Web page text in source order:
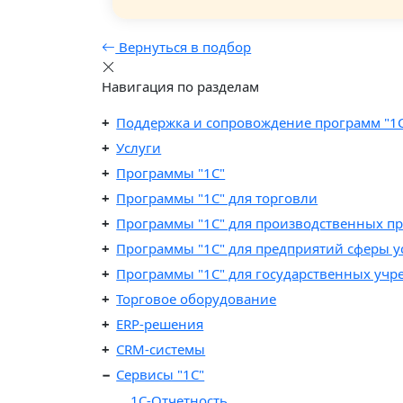
Вернуться в подбор
Навигация по разделам
Поддержка и сопровождение программ
Услуги
Программы "1С"
Программы "1C" для торговли
Программы "1C" для производственных
Программы "1C" для предприятий сферы
Программы "1С" для государственных
Торговое оборудование
ERP-решения
CRM-системы
Сервисы "1С"